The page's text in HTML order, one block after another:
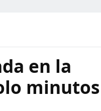
en la
minutos